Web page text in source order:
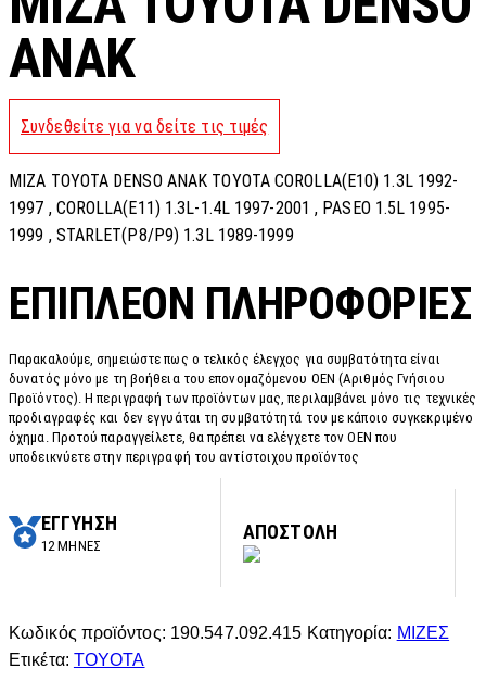
ANAK
Συνδεθείτε για να δείτε τις τιμές
MIZA TOYOTA DENSO ANAK TOYOTA COROLLA(E10) 1.3L 1992-
1997 , COROLLA(E11) 1.3L-1.4L 1997-2001 , PASEO 1.5L 1995-
1999 , STARLET(P8/P9) 1.3L 1989-1999
ΕΠΙΠΛΈΟΝ ΠΛΗΡΟΦΟΡΊΕΣ
Παρακαλούμε, σημειώστε πως ο τελικός έλεγχος για συμβατότητα είναι
δυνατός μόνο με τη βοήθεια του επονομαζόμενου OEN (Αριθμός Γνήσιου
Προϊόντος). Η περιγραφή των προϊόντων μας, περιλαμβάνει μόνο τις τεχνικές
προδιαγραφές και δεν εγγυάται τη συμβατότητά του με κάποιο συγκεκριμένο
όχημα. Προτού παραγγείλετε, θα πρέπει να ελέγχετε τον OEN που
υποδεικνύετε στην περιγραφή του αντίστοιχου προϊόντος
ΕΓΓΥΗΣΗ
12 ΜΗΝΕΣ
ΑΠΟΣΤΟΛΗ
Κωδικός προϊόντος: 190.547.092.415 Κατηγορία: ΜΙΖΕΣ
Ετικέτα: TOYOTA